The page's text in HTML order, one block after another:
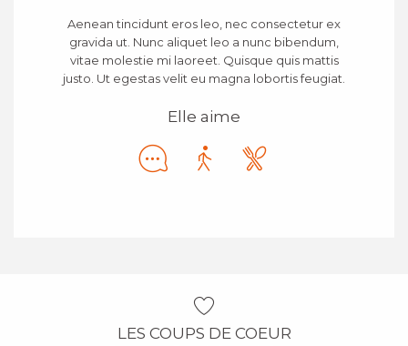
Aenean tincidunt eros leo, nec consectetur ex
gravida ut. Nunc aliquet leo a nunc bibendum,
vitae molestie mi laoreet. Quisque quis mattis
justo. Ut egestas velit eu magna lobortis feugiat.
Elle aime
LES COUPS DE COEUR